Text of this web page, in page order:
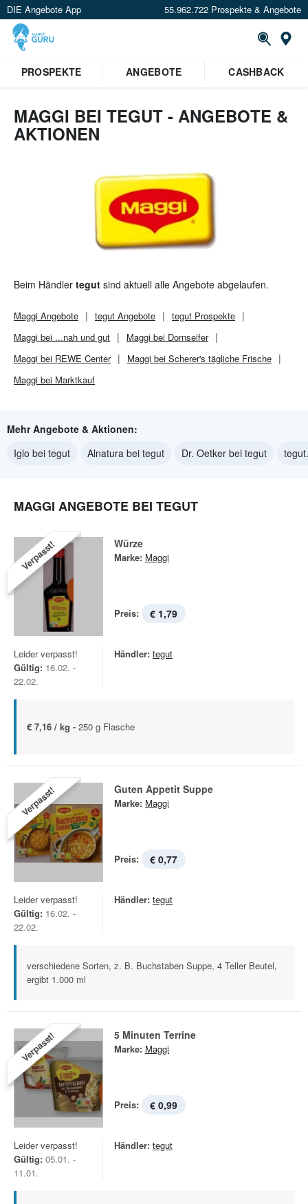
DIE Angebote App 55.962.722 Prospekte & Angebote
PROSPEKTE ANGEBOTE CASHBACK
MAGGI BEI TEGUT - ANGEBOTE &
AKTIONEN
Beim Händler tegut sind aktuell alle Angebote abgelaufen.
Maggi Angebote tegut Angebote tegut Prospekte
Maggi bei ...nah und gut
Maggi bei Dornseifer
Maggi bei REWE Center
Maggi bei Scherer's tägliche Frische
Maggi bei Marktkauf
Mehr Angebote & Aktionen:
Iglo bei tegut
Alnatura bei tegut Dr. Oetker bei tegut
MAGGI ANGEBOTE BEI TEGUT
Verpasst! Würze
Marke: Maggi
Preis: € 1,79
Leider verpasst!
Gültig: 16.02. -
22.02.
Händler: tegut
€ 7,16 / kg - 250 g Flasche
Verpasst! Guten Appetit Suppe
Marke: Maggi
Preis: € 0,77
Leider verpasst!
Gültig: 16.02. -
22.02.
Händler: tegut
verschiedene Sorten, z. B. Buchstaben Suppe, 4 Teller Beutel,
ergibt 1.000 ml
Verpasst! 5 Minuten Terrine
Marke: Maggi
Preis: € 0,99
Leider verpasst!
Gültig: 05.01. -
11.01.
Händler: tegut